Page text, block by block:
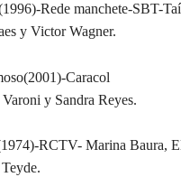
Rede manchete-SBT-
y Victor Wagner.
Caracol
y Sandra Reyes.
RCTV- Marina Baura,